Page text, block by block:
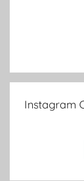
Instagram